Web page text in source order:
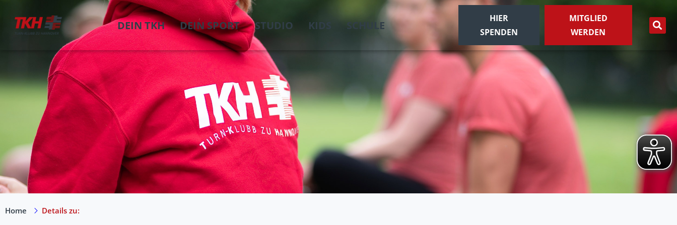
DEIN TKH DEIN SPORT STUDIO KIDS SCHULE
HIER
SPENDEN
MITGLIED
WERDEN
Home Details zu: